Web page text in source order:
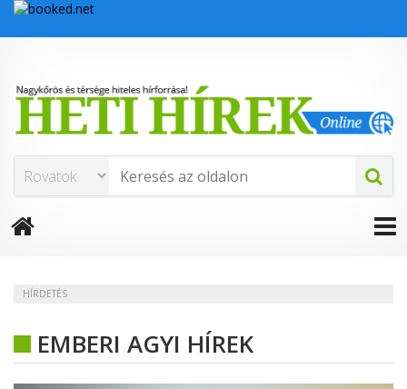
HÍRDETÉS
EMBERI AGYI HÍREK